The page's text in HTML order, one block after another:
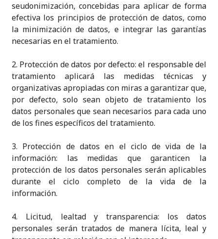
seudonimización, concebidas para aplicar de forma
efectiva los principios de protección de datos, como
la minimización de datos, e integrar las garantías
necesarias en el tratamiento.
2. Protección de datos por defecto: el responsable del
tratamiento aplicará las medidas técnicas y
organizativas apropiadas con miras a garantizar que,
por defecto, solo sean objeto de tratamiento los
datos personales que sean necesarios para cada uno
de los fines específicos del tratamiento.
3. Protección de datos en el ciclo de vida de la
información: las medidas que garanticen la
protección de los datos personales serán aplicables
durante el ciclo completo de la vida de la
información.
4. Licitud, lealtad y transparencia: los datos
personales serán tratados de manera lícita, leal y